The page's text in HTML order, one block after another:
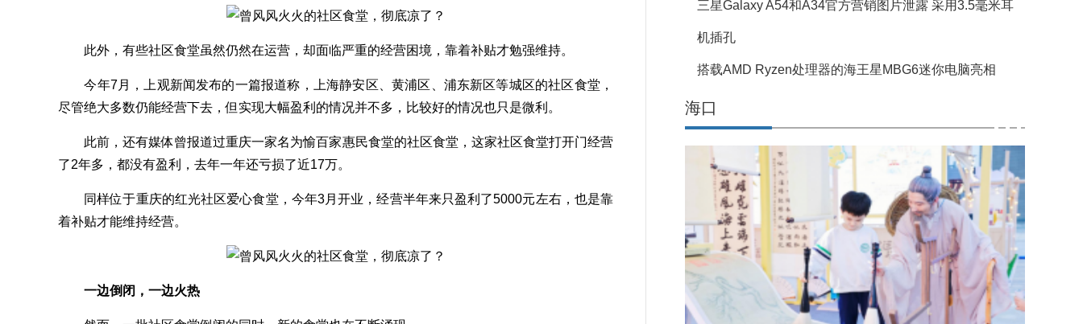
此外，有些社区食堂虽然仍然在运营，却面临严重的经营困境，靠着补贴才勉强维持。
今年7月，上观新闻发布的一篇报道称，上海静安区、黄浦区、浦东新区等城区的社区食堂，
尽管绝大多数仍能经营下去，但实现大幅盈利的情况并不多，比较好的情况也只是微利。
此前，还有媒体曾报道过重庆一家名为愉百家惠民食堂的社区食堂，这家社区食堂打开门经营
了2年多，都没有盈利，去年一年还亏损了近17万。
同样位于重庆的红光社区爱心食堂，今年3月开业，经营半年来只盈利了5000元左右，也是靠
着补贴才能维持经营。
一边倒闭，一边火热
三星Galaxy A54和A34官方营销图片泄露 采用3.5毫米耳
机插孔
搭载AMD Ryzen处理器的海王星MBG6迷你电脑亮相
海口